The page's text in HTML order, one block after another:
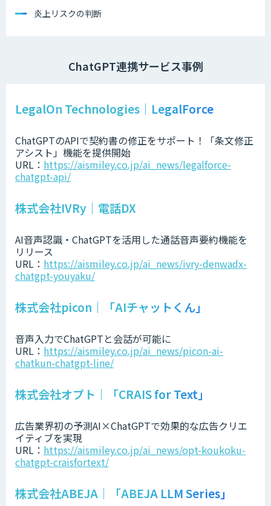
炎上リスクの判断
ChatGPT連携サービス事例
LegalOn Technologies｜LegalForce
ChatGPTのAPIで契約書の修正をサポート！「条文修正
アシスト」機能を提供開始
URL： https://aismiley.co.jp/ai_news/legalforce-
chatgpt-api/
株式会社IVRy｜電話DX
AI音声認識・ChatGPTを活用した通話音声要約機能を
リリース
URL： https://aismiley.co.jp/ai_news/ivry-denwadx-
chatgpt-youyaku/
株式会社picon｜「AIチャットくん」
音声入力でChatGPTと会話が可能に
URL： https://aismiley.co.jp/ai_news/picon-ai-
chatkun-chatgpt-line/
株式会社オプト｜「CRAIS for Text」
広告業界初の予測AI×ChatGPTで効果的な広告クリエ
イティブを実現
URL： https://aismiley.co.jp/ai_news/opt-koukoku-
chatgpt-craisfortext/
株式会社ABEJA｜「ABEJA LLM Series」